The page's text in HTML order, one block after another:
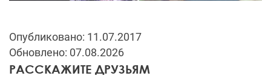
Опубликовано: 11.07.2017
Обновлено: 07.08.2026
РАССКАЖИТЕ ДРУЗЬЯМ